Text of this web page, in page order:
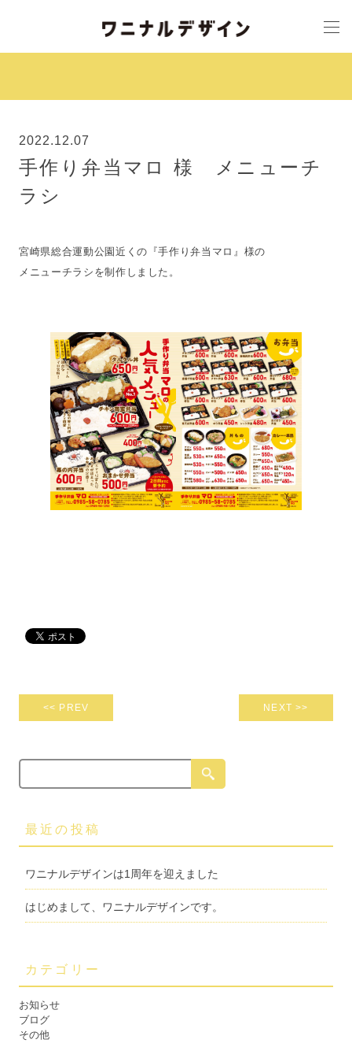
2022.12.07
手作り弁当マロ 様 メニューチ
ラシ
宮崎県総合運動公園近くの『手作り弁当マロ』様の
メニューチラシを制作しました。
<< PREV NEXT >>
最近の投稿
ワニナルデザインは1周年を迎えました
はじめまして、ワニナルデザインです。
カテゴリー
お知らせ
ブログ
その他